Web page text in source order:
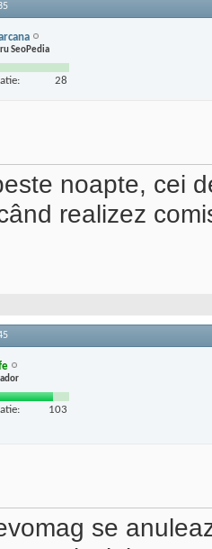
SeoPedia
28
noapte, cei
realizez
103
se